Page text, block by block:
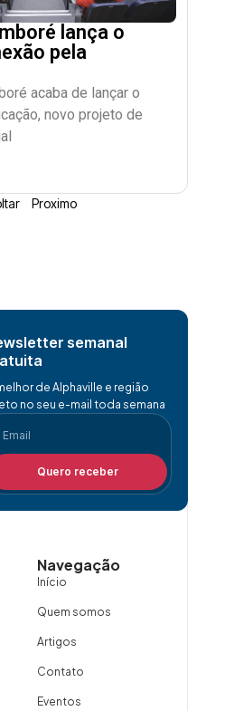
lança o
pela
acaba de lançar o
novo projeto de
Proximo
semanal
de Alphaville e região
no seu e-mail toda semana
Quero receber
Navegação
Início
Quem somos
Artigos
Contato
Eventos